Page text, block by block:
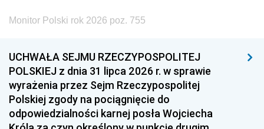
1996 1995 1994
1993 1992 1991
1990 1989
1987 1986 1985
Monitor Polski rok 2026 poz. 755
UCHWAŁA SEJMU RZECZYPOSPOLITEJ
POLSKIEJ z dnia 31 lipca 2026 r. w sprawie
wyrażenia przez Sejm Rzeczypospolitej
Polskiej zgody na pociągnięcie do
odpowiedzialności karnej posła Wojciecha